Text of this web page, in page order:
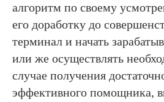
алгоритм по своему
его доработку до
терминал и начать
или же осуществлять
случае получения
эффективного помощника,